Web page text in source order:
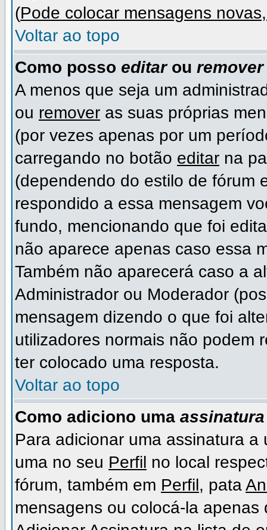
(Pode colocar mensagens
Voltar ao topo
Como posso editarou remover
A menos que seja um
ou remover as suas próprias
(por vezes apenas por um
carregando no botão editar na
(dependendo do estilo de fórum
respondido a essa mensagem
fundo, mencionando que foi
não aparece apenas caso essa
Também não aparecerá caso a
Administrador ou Moderador
mensagem dizendo o que foi
utilizadores normais não podem
ter colocado uma resposta.
Voltar ao topo
Como adiciono uma assinatura
Para adicionar uma assinatura
uma no seu Perfil no local
fórum, também em Perfil, pata
mensagens ou colocá-la